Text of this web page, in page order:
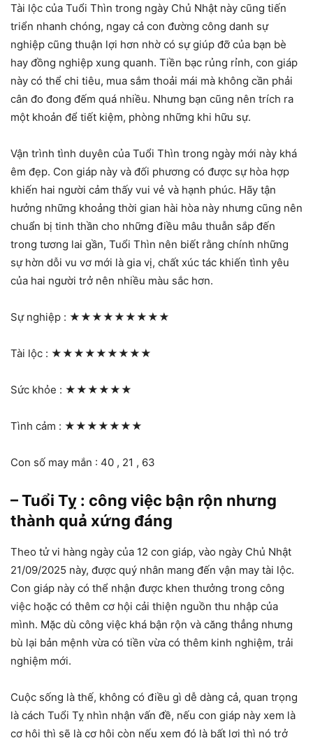
Tài lộc của Tuổi Thìn trong ngày Chủ Nhật này cũng tiến
triển nhanh chóng, ngay cả con đường công danh sự
nghiệp cũng thuận lợi hơn nhờ có sự giúp đỡ của bạn bè
hay đồng nghiệp xung quanh. Tiền bạc rủng rỉnh, con giáp
này có thể chi tiêu, mua sắm thoải mái mà không cần phải
cân đo đong đếm quá nhiều. Nhưng bạn cũng nên trích ra
một khoản để tiết kiệm, phòng những khi hữu sự.
Vận trình tình duyên của Tuổi Thìn trong ngày mới này khá
êm đẹp. Con giáp này và đối phương có được sự hòa hợp
khiến hai người cảm thấy vui vẻ và hạnh phúc. Hãy tận
hưởng những khoảng thời gian hài hòa này nhưng cũng nên
chuẩn bị tinh thần cho những điều mâu thuẫn sắp đến
trong tương lai gần, Tuổi Thìn nên biết rằng chính những
sự hờn dỗi vu vơ mới là gia vị, chất xúc tác khiến tình yêu
của hai người trở nên nhiều màu sắc hơn.
Sự nghiệp : ★★★★★★★★★
Tài lộc : ★★★★★★★★★
Sức khỏe : ★★★★★★
Tình cảm : ★★★★★★★
Con số may mắn : 40 , 21 , 63
– Tuổi Tỵ : công việc bận rộn nhưng
thành quả xứng đáng
Theo tử vi hàng ngày của 12 con giáp, vào ngày Chủ Nhật
21/09/2025 này, được quý nhân mang đến vận may tài lộc.
Con giáp này có thể nhận được khen thưởng trong công
việc hoặc có thêm cơ hội cải thiện nguồn thu nhập của
mình. Mặc dù công việc khá bận rộn và căng thẳng nhưng
bù lại bản mệnh vừa có tiền vừa có thêm kinh nghiệm, trải
nghiệm mới.
Cuộc sống là thế, không có điều gì dễ dàng cả, quan trọng
là cách Tuổi Tỵ nhìn nhận vấn đề, nếu con giáp này xem là
cơ hội thì sẽ là cơ hội còn nếu xem đó là bất lợi thì nó trở